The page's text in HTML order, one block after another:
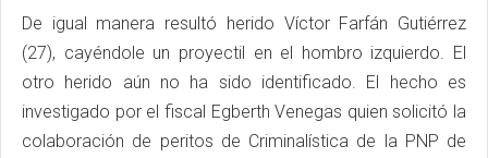
De igual manera resultó herido Víctor Farfán Gutiérrez
(27), cayéndole un proyectil en el hombro izquierdo. El
otro herido aún no ha sido identificado. El hecho es
investigado por el fiscal Egberth Venegas quien solicitó la
colaboración de peritos de Criminalística de la PNP de